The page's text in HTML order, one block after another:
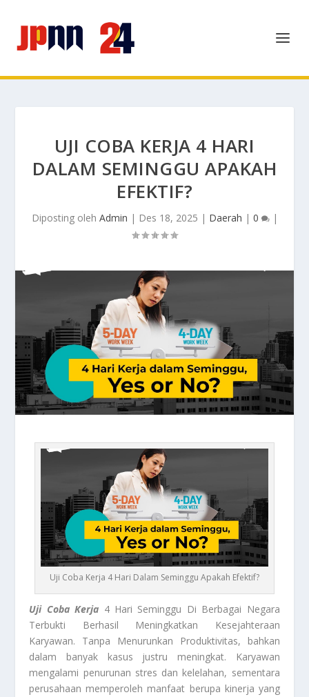
UJI COBA KERJA 4 HARI
DALAM SEMINGGU APAKAH
EFEKTIF?
Diposting oleh Admin | Des 18, 2025 | Daerah | 0 |
Uji Coba Kerja 4 Hari Dalam Seminggu Apakah Efektif?
Uji Coba Kerja 4 Hari Seminggu Di Berbagai Negara
Terbukti Berhasil Meningkatkan Kesejahteraan
Karyawan. Tanpa Menurunkan Produktivitas, bahkan
dalam banyak kasus justru meningkat. Karyawan
mengalami penurunan stres dan kelelahan, sementara
perusahaan memperoleh manfaat berupa kinerja yang